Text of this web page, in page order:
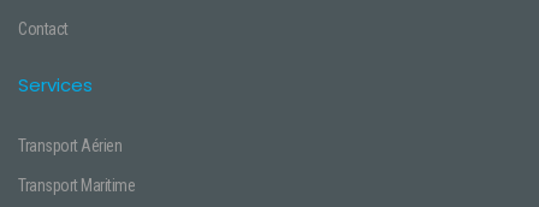
Contact
Services
Transport Aérien
Transport Maritime